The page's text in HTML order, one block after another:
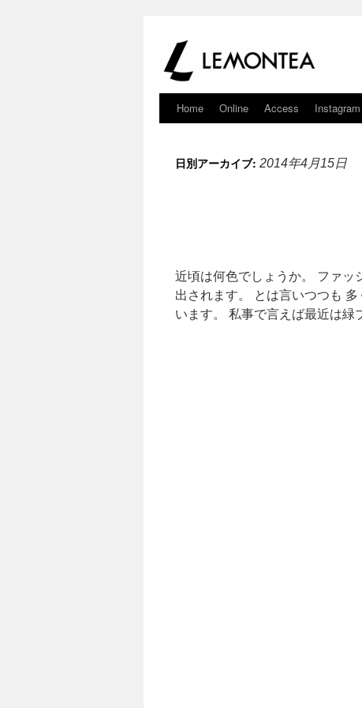
Home Online Access Instagram
日別アーカイブ: 2014年4月15日
近頃は何色でしょうか。 ファッ
出されます。 とは言いつつも
います。 私事で言えば最近は